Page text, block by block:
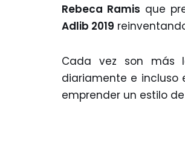
Rebeca Ramis que
Adlib 2019
Cada vez son más
diariamente e incluso
emprender un estilo